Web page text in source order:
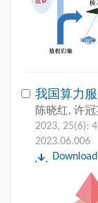
我国算力
陈晓红, 许
2023, 25(6):
2023.06.006
Download